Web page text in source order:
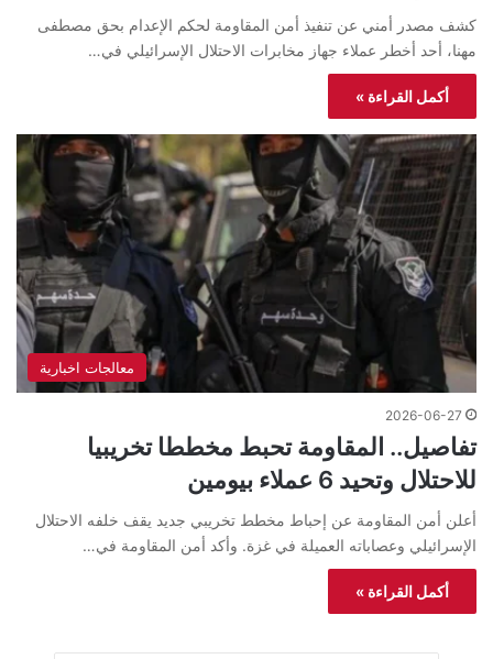
كشف مصدر أمني عن تنفيذ أمن المقاومة لحكم الإعدام بحق مصطفى
مهنا، أحد أخطر عملاء جهاز مخابرات الاحتلال الإسرائيلي في…
أكمل القراءة »
معالجات اخبارية
2026-06-27
تفاصيل.. المقاومة تحبط مخططا تخريبيا
للاحتلال وتحيد 6 عملاء بيومين
أعلن أمن المقاومة عن إحباط مخطط تخريبي جديد يقف خلفه الاحتلال
الإسرائيلي وعصاباته العميلة في غزة. وأكد أمن المقاومة في…
أكمل القراءة »